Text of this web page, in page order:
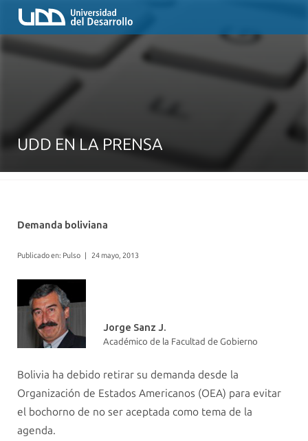
UDD EN LA PRENSA
Demanda boliviana
Publicado en: Pulso | 24 mayo, 2013
Jorge Sanz J.
Académico de la Facultad de Gobierno
Bolivia ha debido retirar su demanda desde la
Organización de Estados Americanos (OEA) para evitar
el bochorno de no ser aceptada como tema de la
agenda.